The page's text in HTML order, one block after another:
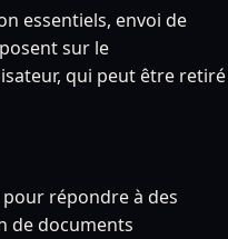
essentiels, envoi de
sur le
qui peut être retiré
répondre à des
de documents